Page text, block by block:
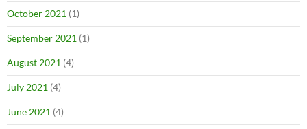
October 2021 (1)
September 2021 (1)
August 2021 (4)
July 2021 (4)
June 2021 (4)